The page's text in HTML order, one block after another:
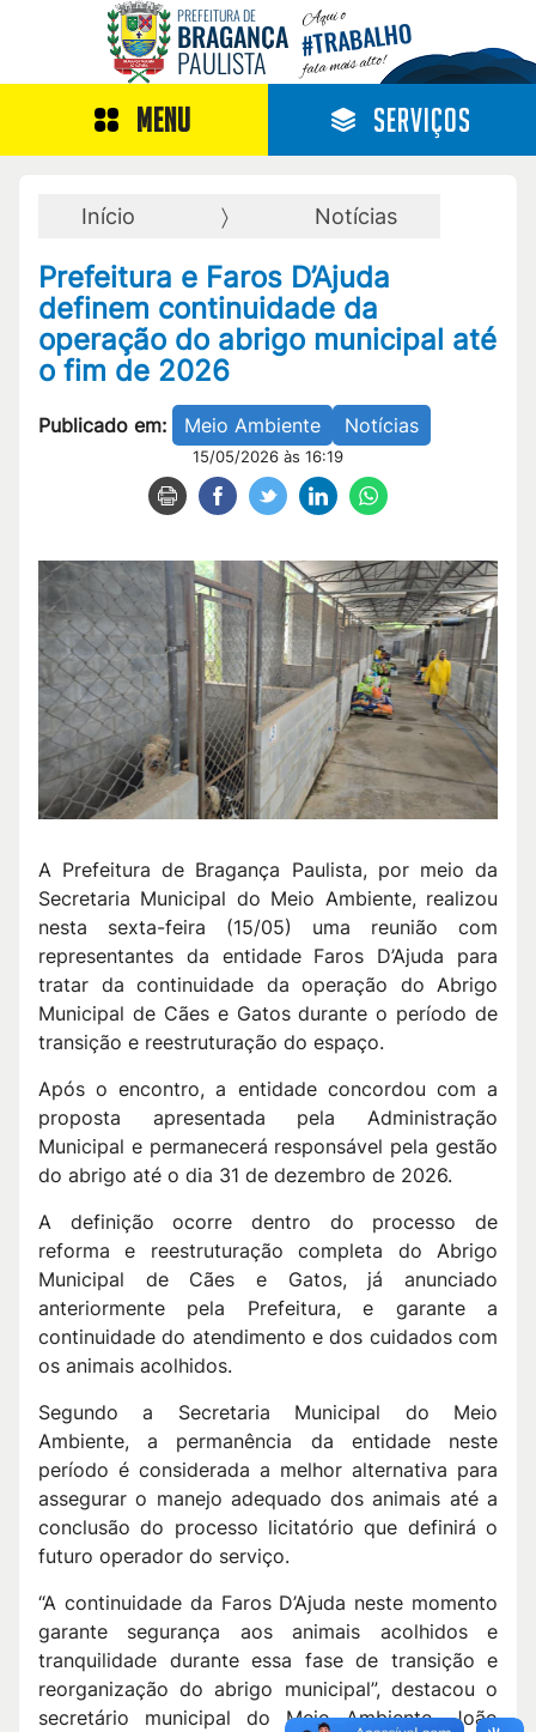
PREFEITURA DE
BRAGANÇA
PAULISTA
Aqui o
#TRABALHO
fala mais alto!
MENU SERVIÇOS
Início Notícias
Prefeitura e Faros D’Ajuda
definem continuidade da
operação do abrigo municipal até
o fim de 2026
Publicado em: Meio Ambiente Notícias
15/05/2026 às 16:19
A Prefeitura de Bragança Paulista, por meio da
Secretaria Municipal do Meio Ambiente, realizou
nesta sexta-feira (15/05) uma reunião com
representantes da entidade Faros D’Ajuda para
tratar da continuidade da operação do Abrigo
Municipal de Cães e Gatos durante o período de
transição e reestruturação do espaço.
Após o encontro, a entidade concordou com a
proposta apresentada pela Administração
Municipal e permanecerá responsável pela gestão
do abrigo até o dia 31 de dezembro de 2026.
A definição ocorre dentro do processo de
reforma e reestruturação completa do Abrigo
Municipal de Cães e Gatos, já anunciado
anteriormente pela Prefeitura, e garante a
continuidade do atendimento e dos cuidados com
os animais acolhidos.
Segundo a Secretaria Municipal do Meio
Ambiente, a permanência da entidade neste
período é considerada a melhor alternativa para
assegurar o manejo adequado dos animais até a
conclusão do processo licitatório que definirá o
futuro operador do serviço.
“A continuidade da Faros D’Ajuda neste momento
garante segurança aos animais acolhidos e
tranquilidade durante essa fase de transição e
reorganização do abrigo municipal”, destacou o
secretário municipal do Meio Ambiente, João